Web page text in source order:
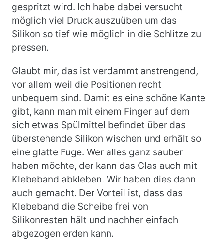
gespritzt wird. Ich habe dabei versucht
möglich viel Druck auszuüben um das
Silikon so tief wie möglich in die Schlitze zu
pressen.
Glaubt mir, das ist verdammt anstrengend,
vor allem weil die Positionen recht
unbequem sind. Damit es eine schöne Kante
gibt, kann man mit einem Finger auf dem
sich etwas Spülmittel befindet über das
überstehende Silikon wischen und erhält so
eine glatte Fuge. Wer alles ganz sauber
haben möchte, der kann das Glas auch mit
Klebeband abkleben. Wir haben dies dann
auch gemacht. Der Vorteil ist, dass das
Klebeband die Scheibe frei von
Silikonresten hält und nachher einfach
abgezogen erden kann.